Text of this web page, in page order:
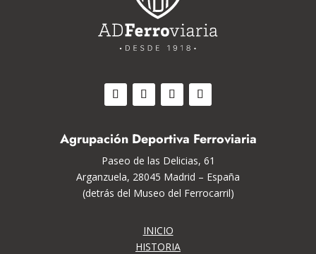
Agrupación Deportiva Ferroviaria
Paseo de las Delicias, 61
Arganzuela, 28045 Madrid – España
(detrás del Museo del Ferrocarril)
INICIO
HISTORIA